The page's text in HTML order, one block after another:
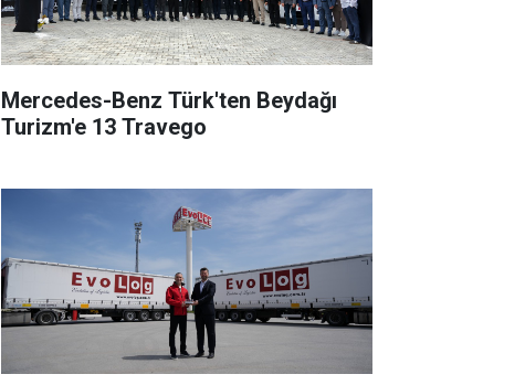
Mercedes-Benz Türk'ten Beydağı
Turizm'e 13 Travego